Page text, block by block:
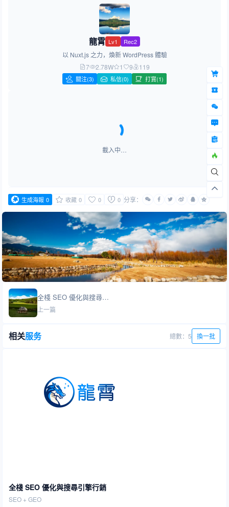
龍霄 Lv1 Rec2
以 Nuxt.js 之力，煥新 WordPress 體驗
7
2.78W 1 9 119
關注(3) 私信(0) 打賞(1)
載入中…
生成海報 0 收藏 0 0 0 分享：
全棧 SEO 優化與搜尋引擎行銷
上一篇
相关服务 總數：5 換一批
全棧 SEO 優化與搜尋引擎行銷
SEO + GEO